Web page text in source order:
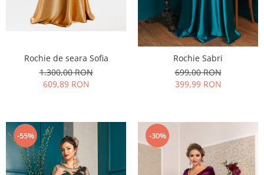
Rochie de seara Sofia
1.300,00 RON
609,89 RON
Rochie Sabri
699,00 RON
399,99 RON
-55% -30%